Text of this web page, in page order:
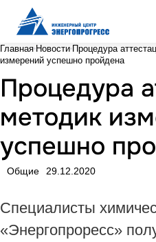
Главная Новости Процедура
измерений успешно пройдена
Процедура
методик
успешно
Общие 29.12.2020
Специалисты
«Энергопроресс»